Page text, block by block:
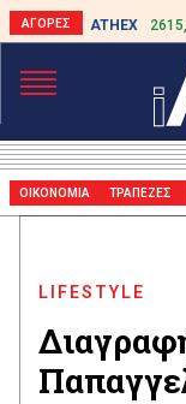
ATHEX
ΟΙΚΟΝΟΜΙΑ ΤΡΑΠΕΖΕΣ
LIFESTYLE